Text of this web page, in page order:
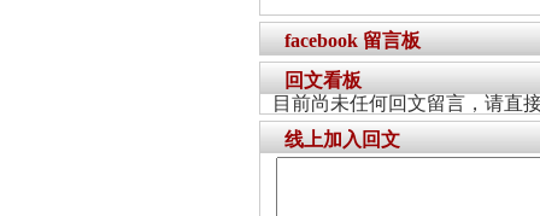
facebook 留言板
回文看板
目前尚未任何回文留言，请直
线上加入回文